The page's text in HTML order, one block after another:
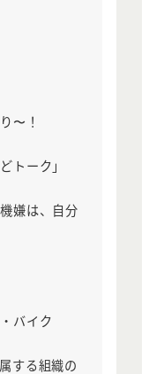
〜！
トーク」
嫌は、自分
バイク
する組織の